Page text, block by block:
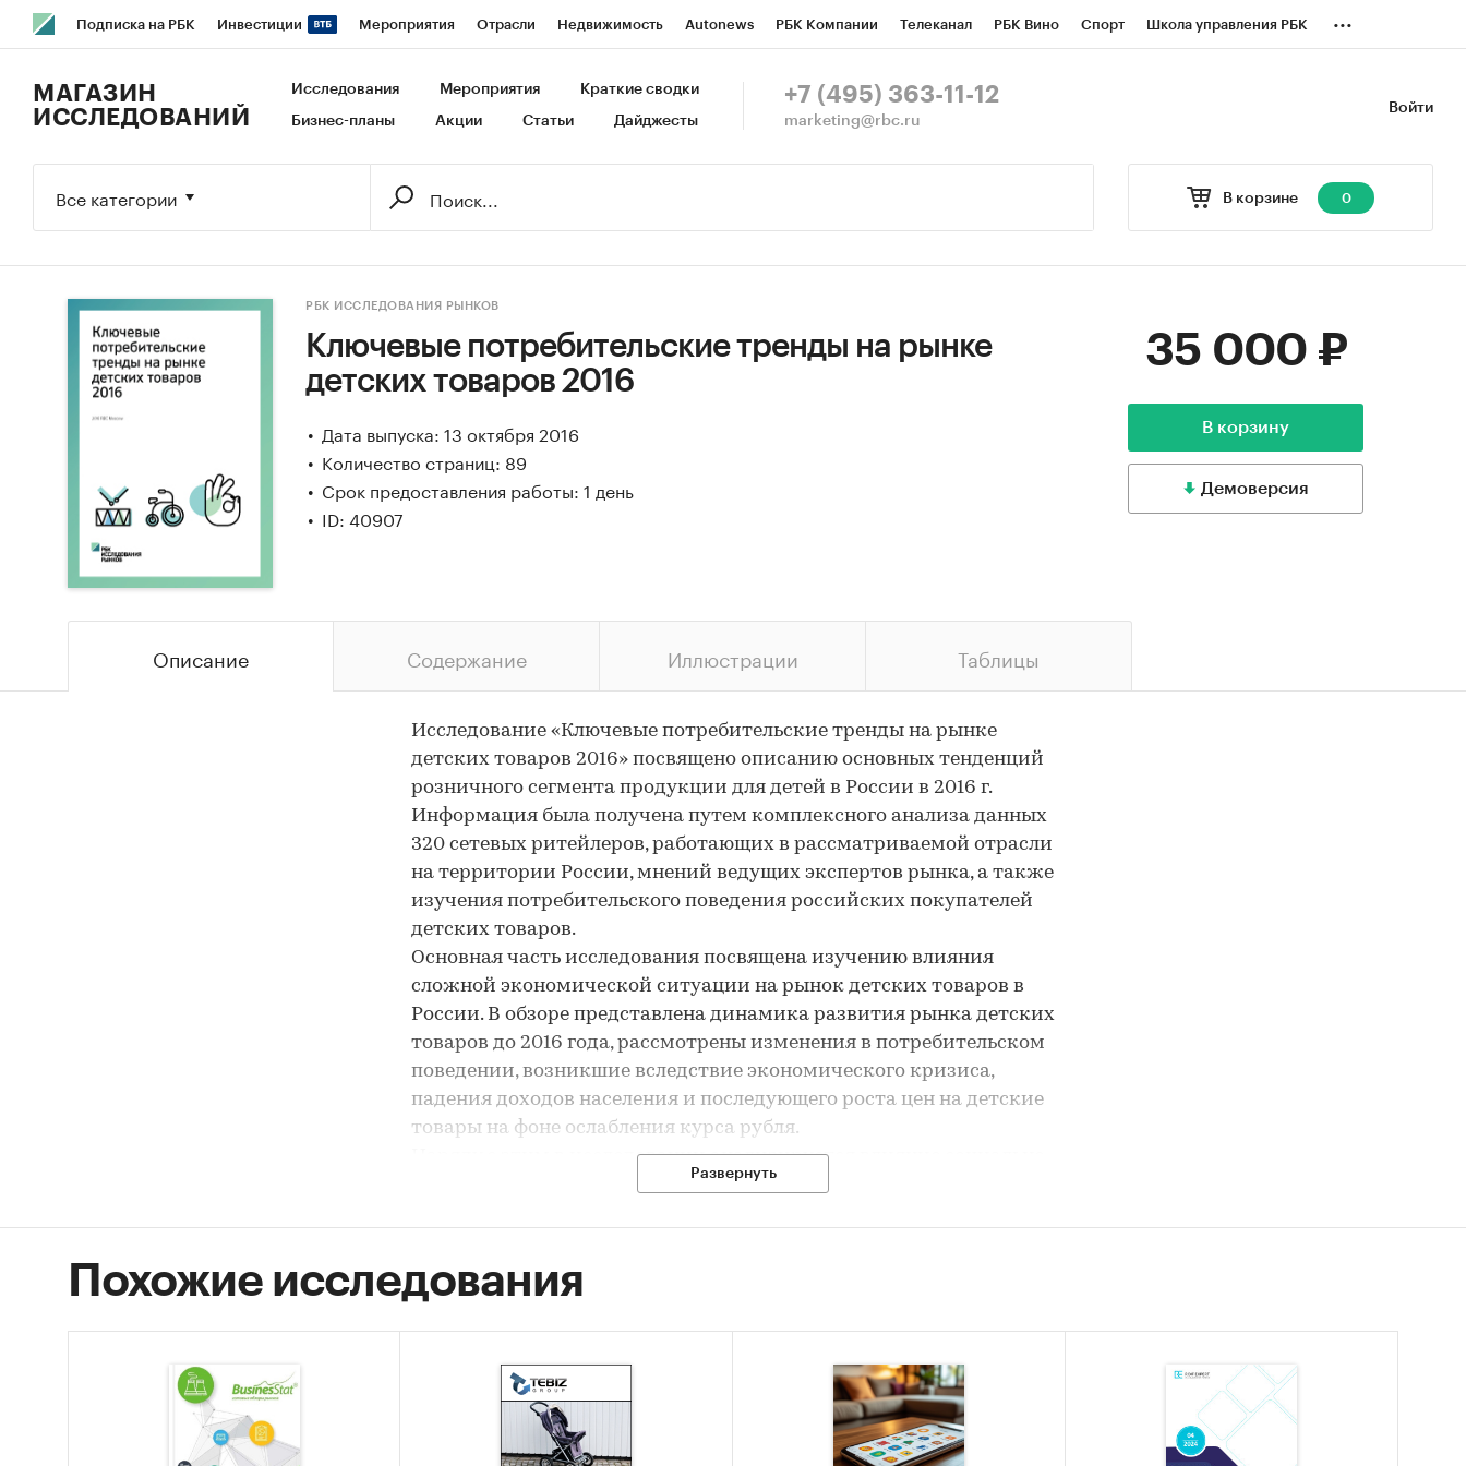
Подписка на РБК Инвестиции Мероприятия Отрасли Недвижимость Autonews РБК Компании Телеканал РБК Вино Спорт Школа управления РБК
Исследования Кредитные рейтинги Франшизы Газета Спецпроекты СПб Конференции СПб Спецпроекты
...
Войти
МАГАЗИН
ИССЛЕДОВАНИЙ
Исследования Мероприятия Краткие сводки
Бизнес-планы Акции Статьи Дайджесты
+7 (495) 363-11-12
marketing@rbc.ru
В корзине 0
Все категории
РБК ИССЛЕДОВАНИЯ РЫНКОВ
Ключевые потребительские тренды на рынке
детских товаров 2016
Дата выпуска: 13 октября 2016
Количество страниц: 89
Срок предоставления работы: 1 день
ID: 40907
35 000 ₽
В корзину
Демоверсия
Описание Содержание Иллюстрации Таблицы
Исследование «Ключевые потребительские тренды на рынке
детских товаров 2016» посвящено описанию основных тенденций
розничного сегмента продукции для детей в России в 2016 г.
Информация была получена путем комплексного анализа данных
320 сетевых ритейлеров, работающих в рассматриваемой отрасли
на территории России, мнений ведущих экспертов рынка, а также
изучения потребительского поведения российских покупателей
детских товаров.
Основная часть исследования посвящена изучению влияния
сложной экономической ситуации на рынок детских товаров в
России. В обзоре представлена динамика развития рынка детских
товаров до 2016 года, рассмотрены изменения в потребительском
поведении, возникшие вследствие экономического кризиса,
падения доходов населения и последующего роста цен на детские
товары на фоне ослабления курса рубля.
Наряду с этим в исследовании анализируется влияние социально-
демографической ситуации в стране на развитие рынка детских
стимулирования отрасли, в том числе в рамках мероприятий по
импортозамещению. В обзоре приведены планы по оптимизации
и развитию ведущих детских ритейлеров в условиях
политика супермаркетов и гипермаркетов по наращиванию доли
детских товаров в ассортименте, проводимая в качестве
антикризисной меры. Отдельное внимание в исследовании
Развернуть
Похожие исследования